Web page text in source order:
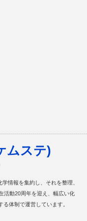
ムステ)
情報を集約し、それを整理、
活動20周年を迎え、幅広い化
体制で運営しています。